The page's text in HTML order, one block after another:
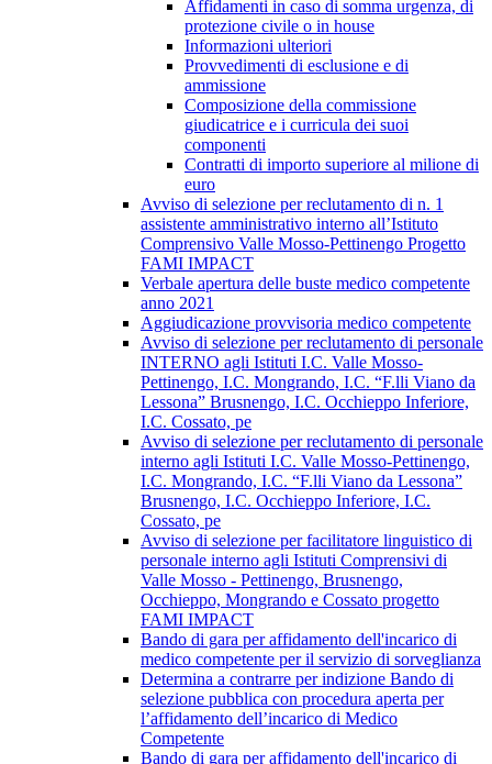
Affidamenti in caso di somma urgenza, di
protezione civile o in house
Informazioni ulteriori
Provvedimenti di esclusione e di
ammissione
Composizione della commissione
giudicatrice e i curricula dei suoi
componenti
Contratti di importo superiore al milione di
euro
Avviso di selezione per reclutamento di n. 1
assistente amministrativo interno all’Istituto
Comprensivo Valle Mosso-Pettinengo Progetto
FAMI IMPACT
Verbale apertura delle buste medico competente
anno 2021
Aggiudicazione provvisoria medico competente
Avviso di selezione per reclutamento di personale
INTERNO agli Istituti I.C. Valle Mosso-
Pettinengo, I.C. Mongrando, I.C. “F.lli Viano da
Lessona” Brusnengo, I.C. Occhieppo Inferiore,
I.C. Cossato, pe
Avviso di selezione per reclutamento di personale
interno agli Istituti I.C. Valle Mosso-Pettinengo,
I.C. Mongrando, I.C. “F.lli Viano da Lessona”
Brusnengo, I.C. Occhieppo Inferiore, I.C.
Cossato, pe
Avviso di selezione per facilitatore linguistico di
personale interno agli Istituti Comprensivi di
Valle Mosso - Pettinengo, Brusnengo,
Occhieppo, Mongrando e Cossato progetto
FAMI IMPACT
Bando di gara per affidamento dell'incarico di
medico competente per il servizio di sorveglianza
Determina a contrarre per indizione Bando di
selezione pubblica con procedura aperta per
l’affidamento dell’incarico di Medico
Competente
Bando di gara per affidamento dell'incarico di